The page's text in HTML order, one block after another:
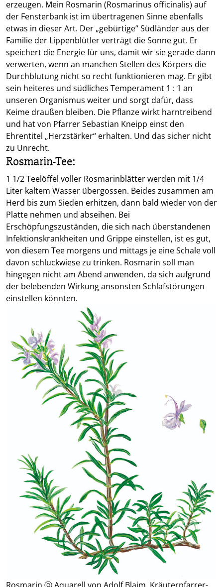
erzeugen. Mein Rosmarin (Rosmarinus officinalis) auf
der Fensterbank ist im übertragenen Sinne ebenfalls
etwas in dieser Art. Der „gebürtige“ Südländer aus der
Familie der Lippenblütler verträgt die Sonne gut. Er
speichert die Energie für uns, damit wir sie gerade dann
verwerten, wenn an manchen Stellen des Körpers die
Durchblutung nicht so recht funktionieren mag. Er gibt
sein heiteres und südliches Temperament 1 : 1 an
unseren Organismus weiter und sorgt dafür, dass
Keime draußen bleiben. Die Pflanze wirkt harntreibend
und hat von Pfarrer Sebastian Kneipp einst den
Ehrentitel „Herzstärker“ erhalten. Und das sicher nicht
zu Unrecht.
Rosmarin-Tee:
1 1/2 Teelöffel voller Rosmarinblätter werden mit 1/4
Liter kaltem Wasser übergossen. Beides zusammen am
Herd bis zum Sieden erhitzen, dann bald wieder von der
Platte nehmen und abseihen. Bei
Erschöpfungszuständen, die sich nach überstandenen
Infektionskrankheiten und Grippe einstellen, ist es gut,
von diesem Tee morgens und mittags je eine Schale voll
davon schluckwiese zu trinken. Rosmarin soll man
hingegen nicht am Abend anwenden, da sich aufgrund
der belebenden Wirkung ansonsten Schlafstörungen
einstellen könnten.